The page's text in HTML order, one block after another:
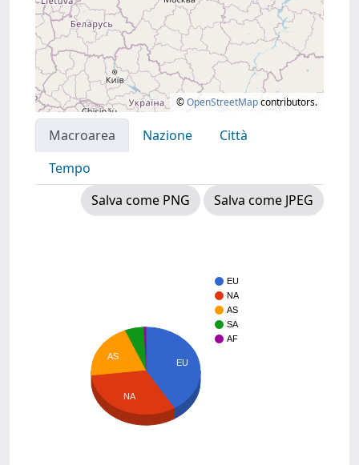
©OpenStreetMapcontributors.
Macroarea Nazione
Città
Tempo
Salva come PNG
Salva come JPEG
EU
NA
AS
SA
AF
EU
AS
NA